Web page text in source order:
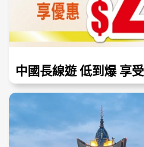
中國長線遊 低到爆 享
$298起！